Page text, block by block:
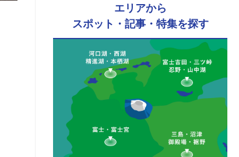
エリアから
スポット・記事・特集を探す